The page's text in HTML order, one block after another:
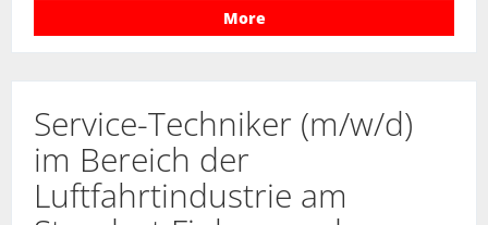
More
Service-Techniker (m/w/d)
im Bereich der
Luftfahrtindustrie am